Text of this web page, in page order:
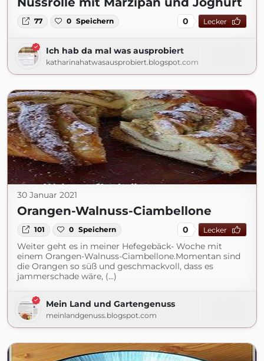
77 0 Speichern 0 Lecker
Ich hab da mal was ausprobiert
katharinahatwasausprobiert.blogspot.com
30 Januar 2021
Orangen-Walnuss-Ciambellone
101 0 Speichern 0 Lecker
Weiter geht es in meiner Hefegebäck- Woche mit
einem Orangen-Walnuss-Ciambellone.Momentan sind
die Orangen so süß und geschmackvoll, dass es
jammerschade wäre, (...)
Mein Land und Gartengenuss
meinlandgenuss.blogspot.com